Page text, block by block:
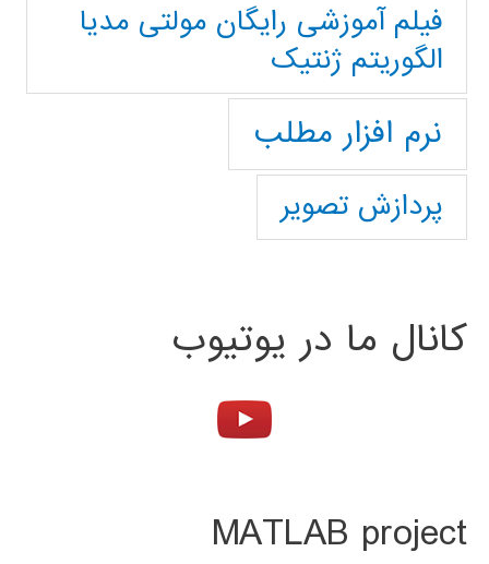
فیلم آموزشی رایگان مولتی مدیا
الگوریتم ژنتیک
نرم افزار مطلب
پردازش تصویر
کانال ما در یوتیوب
MATLAB project